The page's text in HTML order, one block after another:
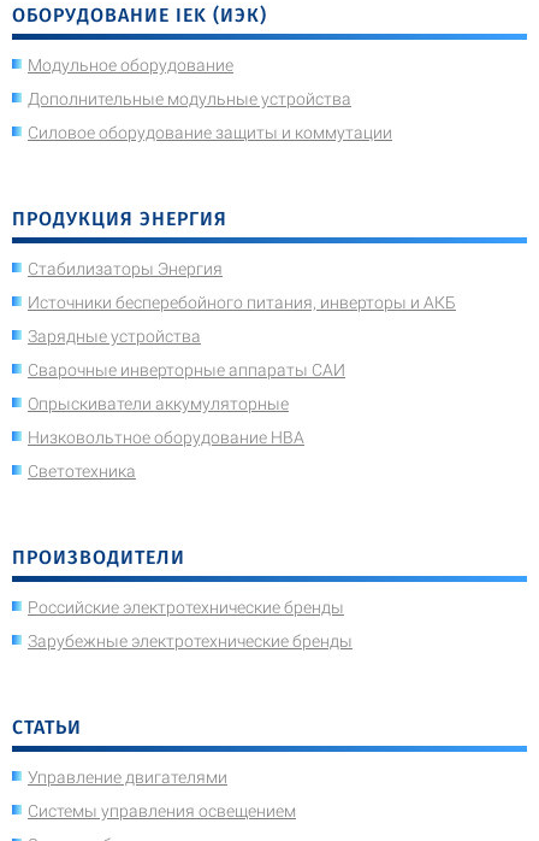
ОБОРУДОВАНИЕ IEK (ИЭК)
Модульное оборудование
Дополнительные модульные устройства
Силовое оборудование защиты и коммутации
ПРОДУКЦИЯ ЭНЕРГИЯ
Стабилизаторы Энергия
Источники бесперебойного питания, инверторы и АКБ
Зарядные устройства
Сварочные инверторные аппараты САИ
Опрыскиватели аккумуляторные
Низковольтное оборудование НВА
Светотехника
ПРОИЗВОДИТЕЛИ
Российские электротехнические бренды
Зарубежные электротехнические бренды
СТАТЬИ
Управление двигателями
Системы управления освещением